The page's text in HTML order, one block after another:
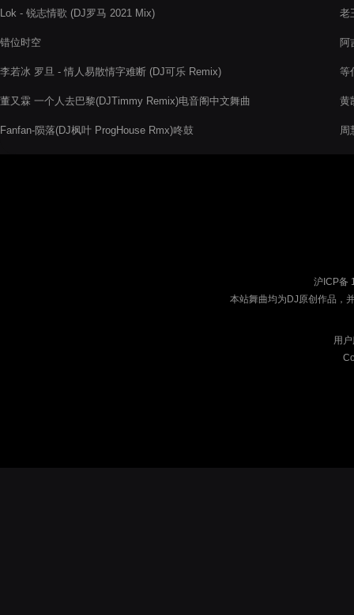
Lok - 锐志情歌 (DJ罗马 2021 Mix)
错位时空
李若冰 罗旦 - 情人易散情字难断 (DJ可乐 Remix)
董又霖 一个人去巴黎(DJTimmy Remix)电音阁中文舞曲
Fanfan-陨落(DJ枫叶 ProgHouse Rmx)咚鼓
老
阿
等
黄
周
沪ICP备
本站舞曲均为DJ原创作品，
用